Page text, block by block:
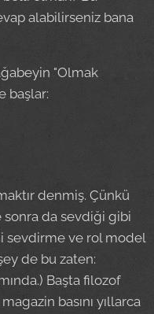
alabilirseniz bana
"Olmak
başlar:
denmiş. Çünkü
sonra da sevdiği gibi
sevdirme ve rol model
de bu zaten:
Başta filozof
basını yıllarca